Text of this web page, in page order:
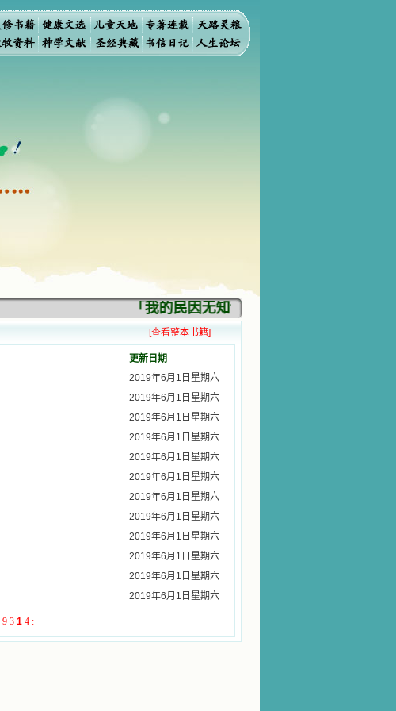
「我的民因无知识而灭亡。你弃掉知识，
[查看整本书籍]
更新日期
2019年6月1日星期六
2019年6月1日星期六
2019年6月1日星期六
2019年6月1日星期六
2019年6月1日星期六
2019年6月1日星期六
2019年6月1日星期六
2019年6月1日星期六
2019年6月1日星期六
2019年6月1日星期六
2019年6月1日星期六
2019年6月1日星期六
9 3 1 4 :